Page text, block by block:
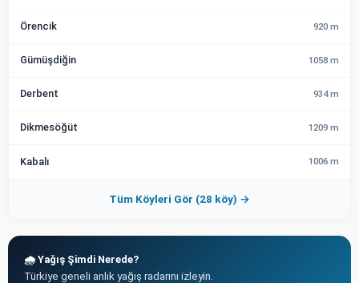
Örencik 920 m
Gümüşdiğin 1058 m
Derbent 934 m
Dikmesöğüt 1209 m
Kabalı 1006 m
Tüm Köyleri Gör (28 köy) →
🌧️ Yağış Şimdi Nerede?
Türkiye geneli anlık yağış radarını izleyin.